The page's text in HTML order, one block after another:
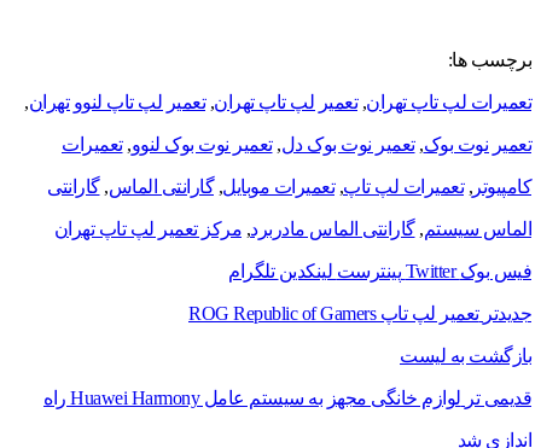
برچسب ها:
تعميرات لپ تاپ تهران,تعمیر لپ تاپ تهران,تعمیر لپ تاپ لنوو تهران,
تعمیر نوت بوک,تعمیر نوت بوک دل,تعمیر نوت بوک لنوو,تعمیرات
کامپیوتر ,تعمیرات لپ تاپ,تعمیرات موبایل,گارانتی الماس,گارانتی
الماس سیستم,گارانتی الماس مادربرد, مرکز تعمیر لپ تاپ تهران
فیس بوک Twitter پینترست لینکدین تلگرام
جدیدتر تعمیر لپ تاپ ROG Republic of Gamers
بازگشت به لیست
قدیمی تر لوازم خانگی مجهز به سیستم عامل Huawei Harmony راه
اندازی شد